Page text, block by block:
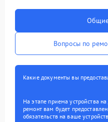
Вопросы по
Какие документы вы
На этапе приема устройства
ремонт вам будет
обязательств на ваше